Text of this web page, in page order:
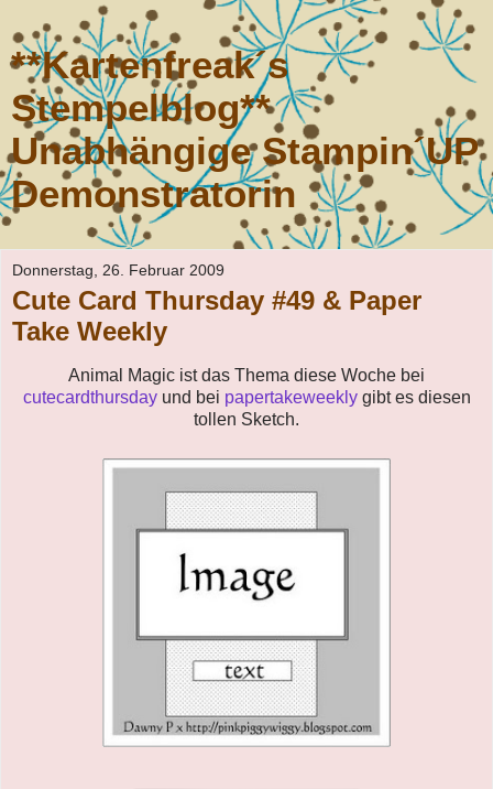
**Kartenfreak´s
Stempelblog**
Unabhängige Stampin´UP
Demonstratorin
Donnerstag, 26. Februar 2009
Cute Card Thursday #49 & Paper
Take Weekly
Animal Magic ist das Thema diese Woche bei
cutecardthursdayund bei papertakeweeklygibt es diesen
tollen Sketch.